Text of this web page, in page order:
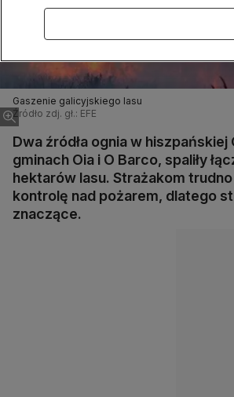
Gaszenie galicyjskiego lasu
Źródło zdj. gł.: EFE
Dwa źródła ognia w hiszpańskiej
gminach Oia i O Barco, spaliły
hektarów lasu. Strażakom
kontrolę nad pożarem, dlatego
znaczące.